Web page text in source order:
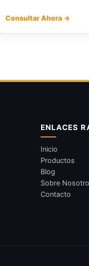
Consultar Ahora →
ENLACES
Inicio
Productos
Blog
Sobre
Contacto